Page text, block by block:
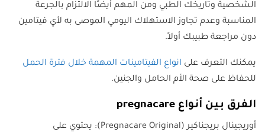
الشخصية وتاريخك الطبي ومن المهم أيضًا الالتزام بالجرعة
المناسبة وعدم تجاوز الاستهلاك اليومي الموصى به لأي فيتامين
دون مراجعة طبيبك أولاً.
يمكنك التعرف على انواع الفيتامينات المهمة خلال فترة الحمل
للحفاظ على صحة الأم الحامل والجنين.
الفرق بين أنواع pregnacare
أوريجينال بريجناكير (Pregnacare Original): يحتوي على